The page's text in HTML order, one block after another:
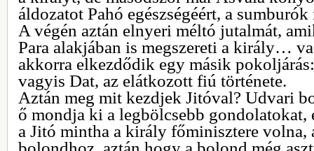
áldozatot Pahó egészségéért, a sumburók
A végén aztán elnyeri méltó jutalmát,
Para alakjában is megszereti a király…
akkorra elkezdődik egy másik
vagyis Dat, az elátkozott fiú története.
Aztán meg mit kezdjek Jitóval? Udvari
ő mondja ki a legbölcsebb gondolatokat,
a Jitó mintha a király főminisztere volna,